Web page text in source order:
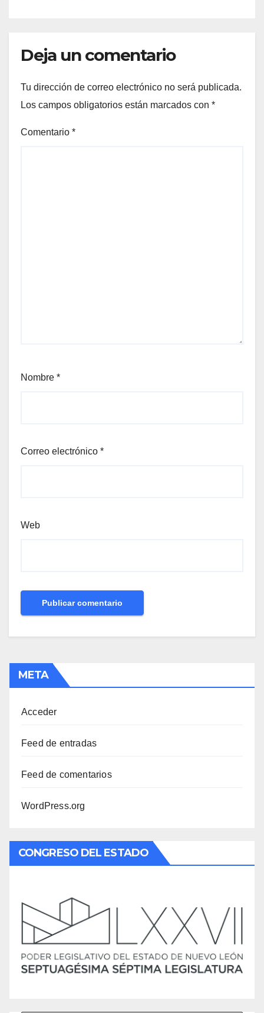
Deja un comentario
Tu dirección de correo electrónico no será publicada.
Los campos obligatorios están marcados con *
Comentario *
Nombre *
Correo electrónico *
Web
META
Acceder
Feed de entradas
Feed de comentarios
WordPress.org
CONGRESO DEL ESTADO